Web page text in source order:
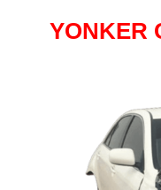
YONKER